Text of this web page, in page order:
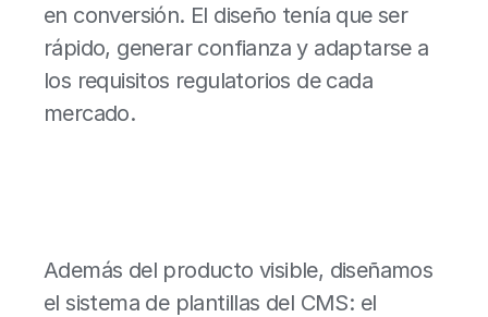
en conversión. El diseño tenía que ser
rápido, generar confianza y adaptarse a
los requisitos regulatorios de cada
mercado.
Además del producto visible, diseñamos
el sistema de plantillas del CMS: el